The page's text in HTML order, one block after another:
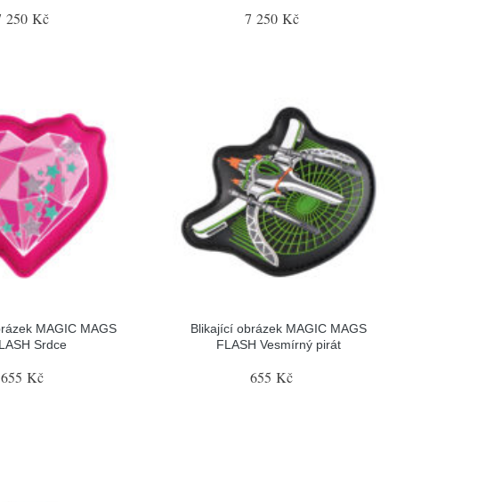
250 Kč 7 250 Kč
MAGIC MAGS
Srdce
655 Kč
Blikající obrázek MAGIC MAGS
FLASH Vesmírný pirát
655 Kč